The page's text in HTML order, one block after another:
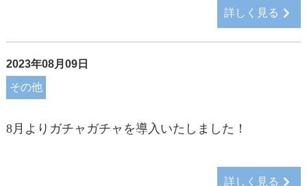
詳しく見る
2023年08月09日
その他
8月よりガチャガチャを導入いたしました！
詳しく見る